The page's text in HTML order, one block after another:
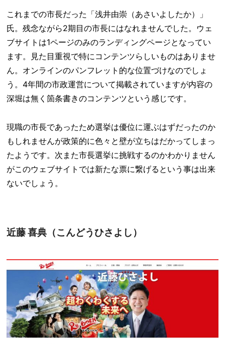
これまでの市長だった「浅井由崇（あさいよしたか）」
氏。残念ながら2期目の市長にはなれませんでした。ウェ
ブサイトは1ページのみのランディングページとなってい
ます。見た目重視で特にコンテンツらしいものはありませ
ん。オンラインのパンフレット的な位置づけなのでしょ
う。4年間の市政運営について掲載されていますが内容の
深堀は無く箇条書きのコンテンツという感じです。
現職の市長であったため選挙は優位に運ぶはずだったのか
もしれませんが政策的に色々と壁が立ちはだかってしまっ
たようです。次また市長選挙に挑戦するのかわかりません
がこのウェブサイトでは新たな票に繋げるという事は出来
ないでしょう。
近藤 喜典（こんどうひさよし）